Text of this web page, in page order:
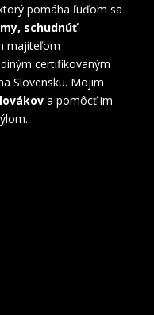
pomáha ľuďom sa
schudnúť
majiteľom
certifikovaným
Slovensku. Mojim
a pomôcť im